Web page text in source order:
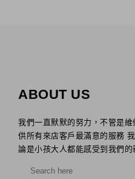
ABOUT US
我們一直默默的努力，不管是
供所有來店客戶最滿意的服務
論是小孩大人都能感受到我們的